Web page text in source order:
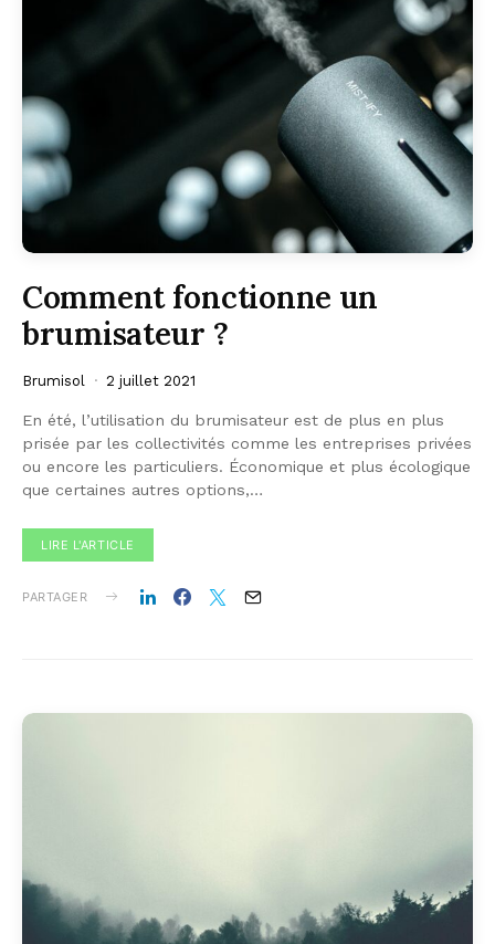
Comment fonctionne un
brumisateur ?
Brumisol 2 juillet 2021
En été, l’utilisation du brumisateur est de plus en plus
prisée par les collectivités comme les entreprises privées
ou encore les particuliers. Économique et plus écologique
que certaines autres options,…
LIRE L'ARTICLE
PARTAGER